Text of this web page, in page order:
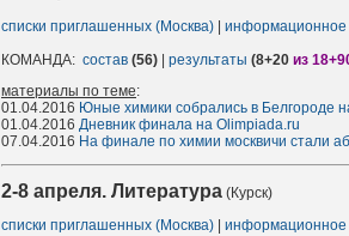
списки приглашенных (Москва) информационное
КОМАНДА: состав (56) результаты (8+20 из
материалы по теме:
01.04.2016 Юные химики собрались в Белгороде
01.04.2016 Дневник финала на Olimpiada.ru
07.04.2016 На финале по химии москвичи стали
2-8 апреля. Литература (Курск)
списки приглашенных (Москва)
информационное